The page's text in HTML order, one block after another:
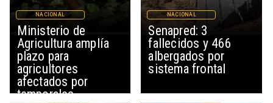
Ministerio de
Agricultura amplía
plazo para
agricultores
afectados por
temporales
NACIONAL
Senapred: 3
fallecidos y 466
albergados por
sistema frontal
NACIONAL